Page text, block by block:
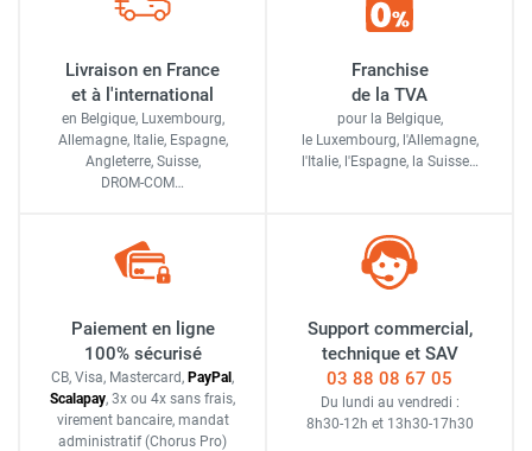
Livraison en France
et à l'international
en Belgique, Luxembourg,
Allemagne, Italie, Espagne,
Angleterre, Suisse,
DROM-COM…
Franchise
de la TVA
pour la Belgique,
le Luxembourg, l'Allemagne,
l'Italie, l'Espagne, la Suisse…
Paiement en ligne
100% sécurisé
CB, Visa, Mastercard, PayPal ,
Scalapay, 3x ou 4x sans frais,
virement bancaire, mandat
administratif (Chorus Pro)
Support commercial,
technique et SAV
03 88 08 67 05
Du lundi au vendredi :
8h30-12h et 13h30-17h30